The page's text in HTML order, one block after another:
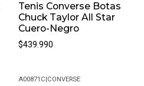
Tenis Converse Botas
Chuck Taylor All Star
Cuero-Negro
$439.990
A00871C CONVERSE